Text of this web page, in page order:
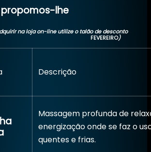
propomos-lhe
na loja on-line utilize o talão de desconto
FEVEREIRO)
Descrição
Massagem profunda de
energização onde se faz o
quentes e frias.